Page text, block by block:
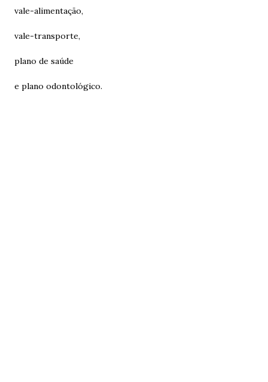
vale-alimentação,
vale-transporte,
plano de saúde
e plano odontológico.